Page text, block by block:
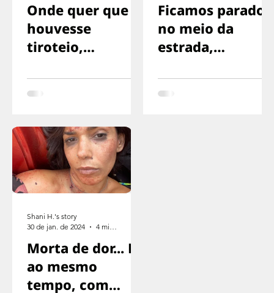
Onde quer que
houvesse
tiroteio,
direção oposta
Ficamos parados
no meio da
estrada,
sinalizando para
o motorista
Morta de dor... E
ao mesmo
tempo, com
Shani H.'s story
30 de jan. de 2024
4 min de leitura